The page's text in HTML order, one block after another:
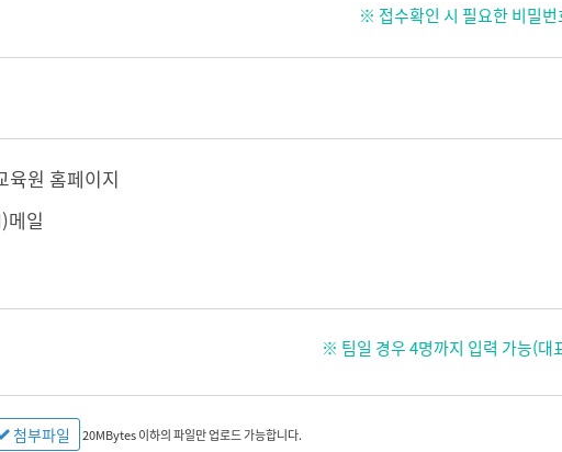
※ 접수확인 시 필요한 비밀
육원 홈페이지
메일
※ 팀일 경우 4명까지 입력 가능(대